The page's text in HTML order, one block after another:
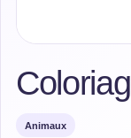
Animaux